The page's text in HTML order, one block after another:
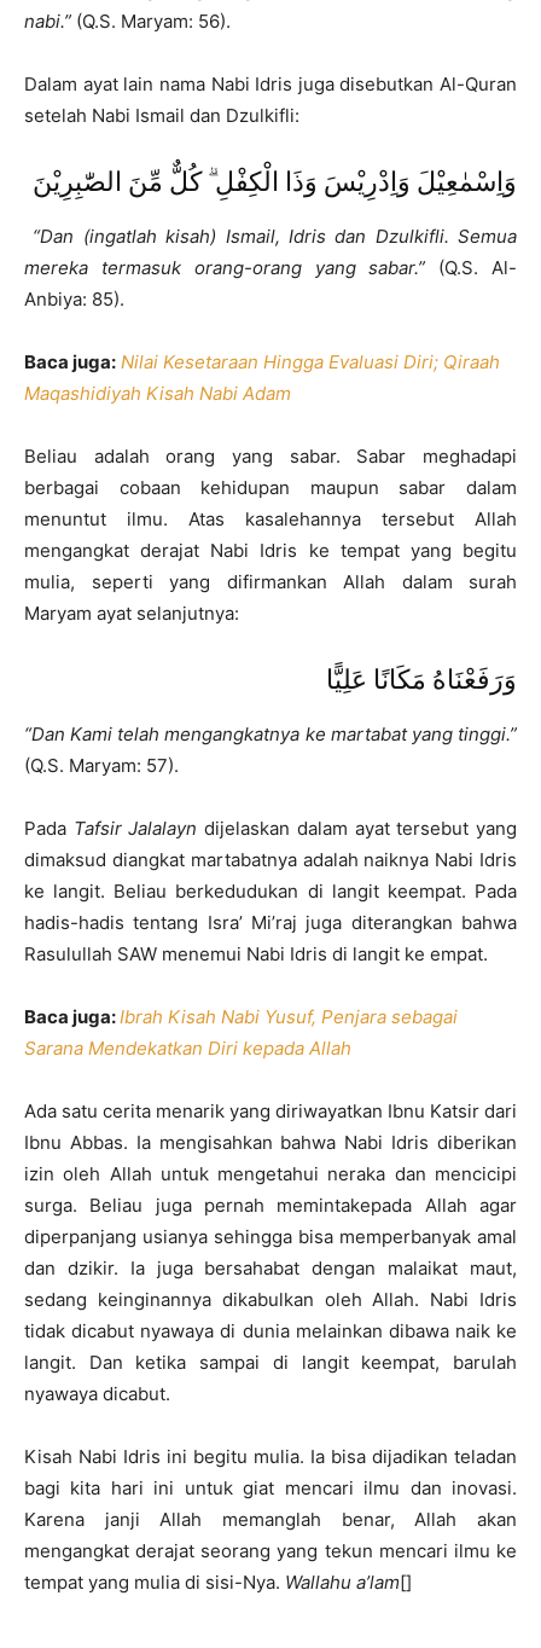
nabi.” (Q.S. Maryam: 56).
Dalam ayat lain nama Nabi Idris juga disebutkan Al-Quran
setelah Nabi Ismail dan Dzulkifli:
وَاِسْمٰعِيْلَ وَاِدْرِيْسَ وَذَا الْكِفْلِ ۗ كُلٌّ مِّنَ الصّٰبِرِيْنَ
“Dan (ingatlah kisah) Ismail, Idris dan Dzulkifli. Semua
mereka termasuk orang-orang yang sabar.” (Q.S. Al-
Anbiya: 85).
Baca juga: Nilai Kesetaraan Hingga Evaluasi Diri; Qiraah
Maqashidiyah Kisah Nabi Adam
Beliau adalah orang yang sabar. Sabar meghadapi
berbagai cobaan kehidupan maupun sabar dalam
menuntut ilmu. Atas kasalehannya tersebut Allah
mengangkat derajat Nabi Idris ke tempat yang begitu
mulia, seperti yang difirmankan Allah dalam surah
Maryam ayat selanjutnya:
وَرَفَعْنَاهُ مَكَانًا عَلِيًّا
“Dan Kami telah mengangkatnya ke martabat yang tinggi.”
(Q.S. Maryam: 57).
Pada Tafsir Jalalayn dijelaskan dalam ayat tersebut yang
dimaksud diangkat martabatnya adalah naiknya Nabi Idris
ke langit. Beliau berkedudukan di langit keempat. Pada
hadis-hadis tentang Isra’ Mi’raj juga diterangkan bahwa
Rasulullah SAW menemui Nabi Idris di langit ke empat.
Baca juga:Ibrah Kisah Nabi Yusuf, Penjara sebagai
Sarana Mendekatkan Diri kepada Allah
Ada satu cerita menarik yang diriwayatkan Ibnu Katsir dari
Ibnu Abbas. Ia mengisahkan bahwa Nabi Idris diberikan
izin oleh Allah untuk mengetahui neraka dan mencicipi
surga. Beliau juga pernah memintakepada Allah agar
diperpanjang usianya sehingga bisa memperbanyak amal
dan dzikir. Ia juga bersahabat dengan malaikat maut,
sedang keinginannya dikabulkan oleh Allah. Nabi Idris
tidak dicabut nyawaya di dunia melainkan dibawa naik ke
langit. Dan ketika sampai di langit keempat, barulah
nyawaya dicabut.
Kisah Nabi Idris ini begitu mulia. Ia bisa dijadikan teladan
bagi kita hari ini untuk giat mencari ilmu dan inovasi.
Karena janji Allah memanglah benar, Allah akan
mengangkat derajat seorang yang tekun mencari ilmu ke
tempat yang mulia di sisi-Nya. Wallahu a’lam[]